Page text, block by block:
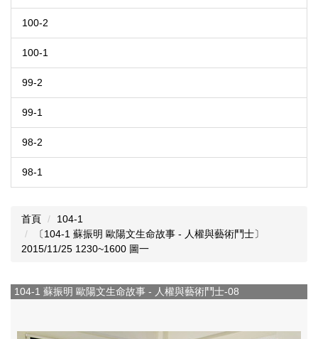
100-2
100-1
99-2
99-1
98-2
98-1
首頁
104-1
〔104-1 蘇振明 歐陽文生命故事 - 人權與藝術鬥士〕
2015/11/25 1230~1600 圖一
104-1 蘇振明 歐陽文生命故事 - 人權與藝術鬥士-09